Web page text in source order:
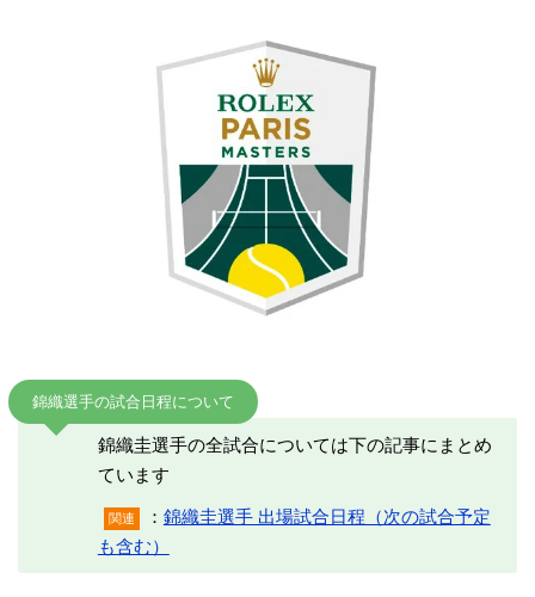
錦織選手の試合日程について
錦織圭選手の全試合については下の記事にまとめ
ています
関連 ： 錦織圭選手 出場試合日程（次の試合予定
も含む）